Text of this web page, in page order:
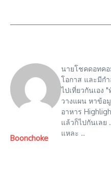
Boonchoke
นายโชคดอทคอ
โอกาส และมีก
ไปเที่ยวกันเอง "
วางแผน หาข้อ
อาหาร
แล้วก็ไปกันเลย
แหละ ..